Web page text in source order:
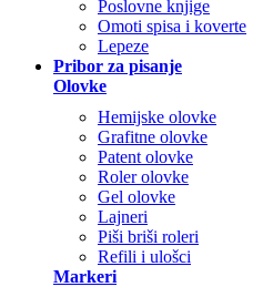
Poslovne knjige
Omoti spisa i koverte
Lepeze
Pribor za pisanje
Olovke
Hemijske olovke
Grafitne olovke
Patent olovke
Roler olovke
Gel olovke
Lajneri
Piši briši roleri
Refili i ulošci
Markeri